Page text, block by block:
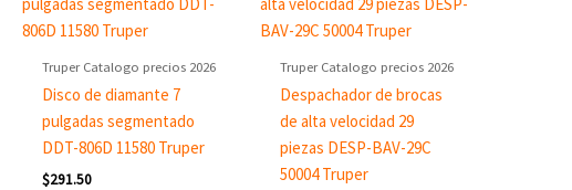
Truper Catalogo precios 2026
Disco de diamante 7
pulgadas segmentado
DDT-806D 11580 Truper
$291.50
Truper Catalogo precios 2026
Despachador de brocas
de alta velocidad 29
piezas DESP-BAV-29C
50004 Truper